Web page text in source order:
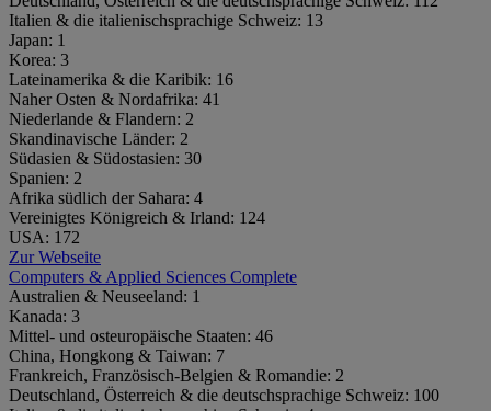
Italien & die italienischsprachige Schweiz: 13
Japan: 1
Korea: 3
Lateinamerika & die Karibik: 16
Naher Osten & Nordafrika: 41
Niederlande & Flandern: 2
Skandinavische Länder: 2
Südasien & Südostasien: 30
Spanien: 2
Afrika südlich der Sahara: 4
Vereinigtes Königreich & Irland: 124
USA: 172
Zur Webseite
Computers & Applied Sciences Complete
Australien & Neuseeland: 1
Kanada: 3
Mittel- und osteuropäische Staaten: 46
China, Hongkong & Taiwan: 7
Frankreich, Französisch-Belgien & Romandie: 2
Deutschland, Österreich & die deutschsprachige Schweiz: 100